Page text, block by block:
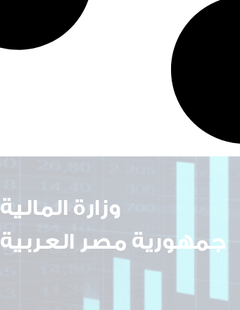
وزارة المالية
جمهورية مصر العربية